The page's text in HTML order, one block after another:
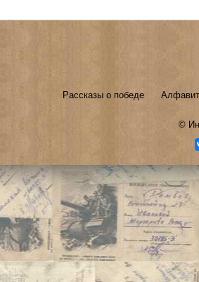
Рассказы о победе
©